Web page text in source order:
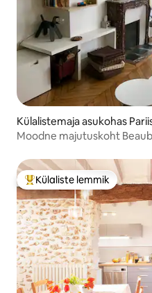
Külalistemaja asukohas
Moodne majutuskoht
Külaliste suur lemmik
Külaliste lemmik